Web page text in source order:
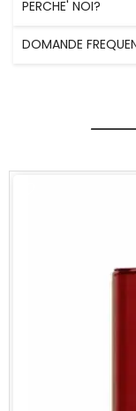
PERCHE' NOI?
DOMANDE